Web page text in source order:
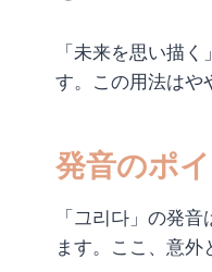
「未来を思い描
す。この用法はや
発音のポ
「그리다」の発
ます。ここ、意外